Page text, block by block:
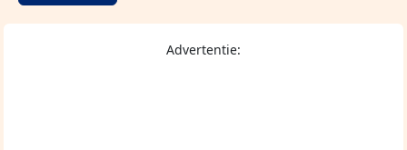
Advertentie: